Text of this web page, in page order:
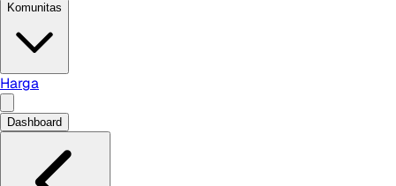
Komunitas
Harga
Dashboard